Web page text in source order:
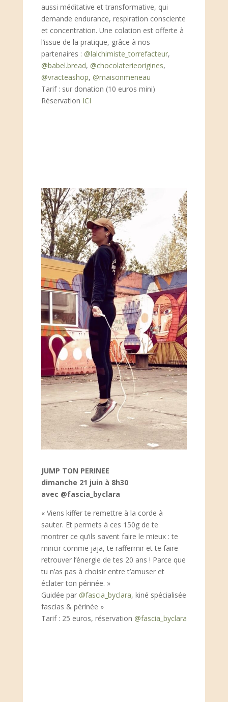
aussi méditative et transformative, qui
demande endurance, respiration consciente
et concentration. Une colation est offerte à
l’issue de la pratique, grâce à nos
partenaires : @lalchimiste_torrefacteur,
@babel.bread, @chocolaterieorigines,
@vracteashop, @maisonmeneau
Tarif : sur donation (10 euros mini)
Réservation ICI
JUMP TON PERINEE
dimanche 21 juin à 8h30
avec @fascia_byclara
« Viens kiffer te remettre à la corde à
sauter. Et permets à ces 150g de te
montrer ce qu’ils savent faire le mieux : te
mincir comme jaja, te raffermir et te faire
retrouver l’énergie de tes 20 ans ! Parce que
tu n’as pas à choisir entre t’amuser et
éclater ton périnée. »
Guidée par @fascia_byclara, kiné spécialisée
fascias & périnée »
Tarif : 25 euros, réservation @fascia_byclara